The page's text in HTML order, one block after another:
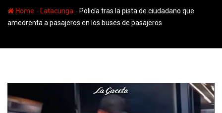
Home - Latacunga - Policía tras la pista de ciudadano que
amedrenta a pasajeros en los buses de pasajeros